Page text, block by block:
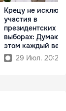
Крецу не
участия в
президентских
выборах: Думаю
этом каждый
29 Июл. 20:23